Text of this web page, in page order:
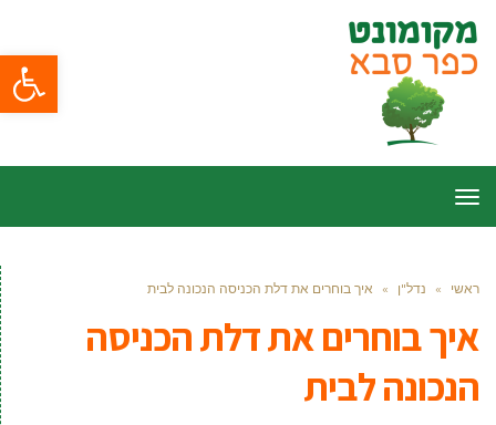
פתח
תפריט
ראשי » נדל"ן » איך בוחרים את דלת הכניסה הנכונה לבית
איך בוחרים את דלת הכניסה
הנכונה לבית